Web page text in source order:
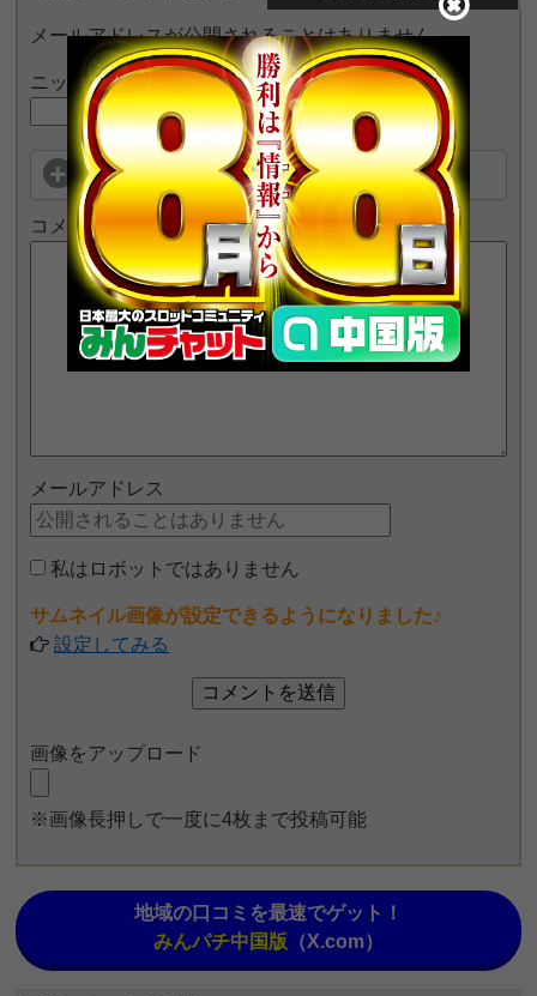
メールアドレスが公開されることはありません。
ニックネーム
この店舗を評価する
コメント
メールアドレス
私はロボットではありません
サムネイル画像が設定できるようになりました♪
設定してみる
画像をアップロード
※画像長押しで一度に4枚まで投稿可能
地域の口コミを最速でゲット！
みんパチ中国版 （X.com）